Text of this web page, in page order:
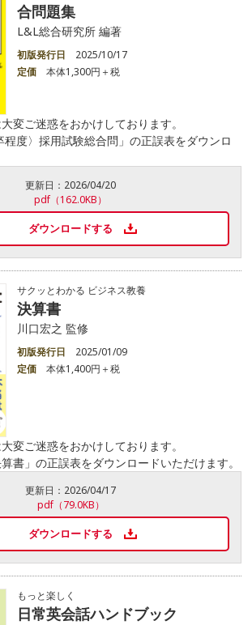
合問題集
L&L総合研究所 編著
初版発行日
2025/10/17
定価
本体1,300円＋税
変ご迷惑をおかけしております。
程度〉採用試験総合問」の正誤表をダウンロ
更新日： 2026/04/20
pdf（162.0KB）
ダウンロードする
サクッとわかる ビジネス教養
決算書
川口宏之 監修
初版発行日
2025/01/09
定価
本体1,400円＋税
変ご迷惑をおかけしております。
書」の正誤表をダウンロードいただけます。
更新日： 2026/04/17
pdf（79.0KB）
ダウンロードする
もっと楽しく
日常英会話ハンドブック